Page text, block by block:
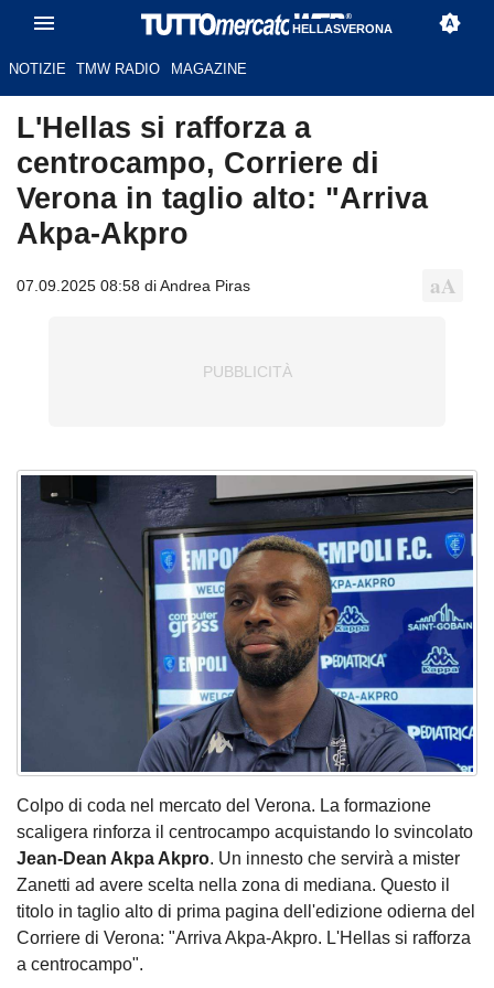
HELLASVERONA
NOTIZIE TMW RADIO MAGAZINE
L'Hellas si rafforza a
centrocampo, Corriere di
Verona in taglio alto: "Arriva
Akpa-Akpro
07.09.2025 08:58 di Andrea Piras
Colpo di coda nel mercato del Verona. La formazione
scaligera rinforza il centrocampo acquistando lo svincolato
Jean-Dean Akpa Akpro. Un innesto che servirà a mister
Zanetti ad avere scelta nella zona di mediana. Questo il
titolo in taglio alto di prima pagina dell'edizione odierna del
Corriere di Verona: "Arriva Akpa-Akpro. L'Hellas si rafforza
a centrocampo".